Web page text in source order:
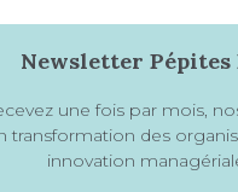
Newsletter Pépites
une fois par mois,
transformation des
innovation